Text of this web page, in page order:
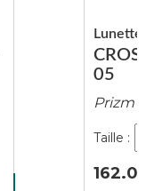
05
Prizm